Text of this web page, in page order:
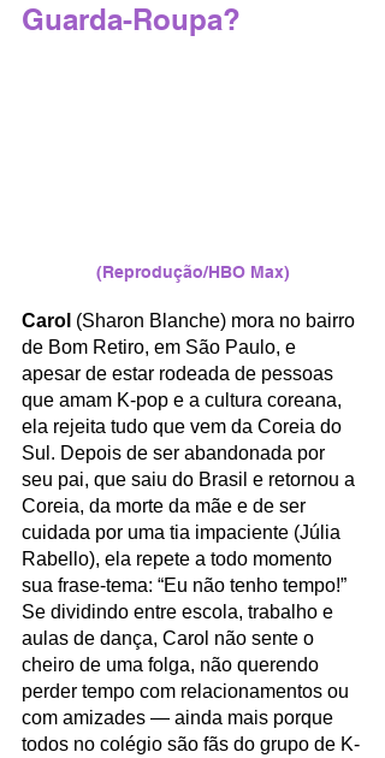
Guarda-Roupa?
(Reprodução/HBO Max)
Carol (Sharon Blanche) mora no bairro
de Bom Retiro, em São Paulo, e
apesar de estar rodeada de pessoas
que amam K-pop e a cultura coreana,
ela rejeita tudo que vem da Coreia do
Sul. Depois de ser abandonada por
seu pai, que saiu do Brasil e retornou a
Coreia, da morte da mãe e de ser
cuidada por uma tia impaciente (Júlia
Rabello), ela repete a todo momento
sua frase-tema: “Eu não tenho tempo!”
Se dividindo entre escola, trabalho e
aulas de dança, Carol não sente o
cheiro de uma folga, não querendo
perder tempo com relacionamentos ou
com amizades — ainda mais porque
todos no colégio são fãs do grupo de K-